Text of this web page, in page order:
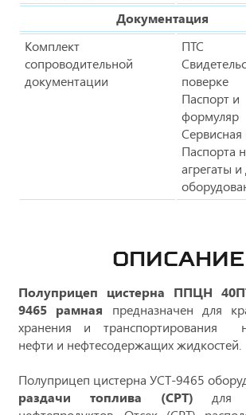
Документация
Комплект
сопроводительной
документации
ПТС
поверке
Паспорт и
формуляр
Паспорта
агрегаты и
ОПИСАНИЕ
Полуприцеп цистерна ППЦН
9465 рамная предназначен для
хранения и транспортирования
нефти и нефтесодержащих жидкостей.
Полуприцеп цистерна УСТ-9465
раздачи топлива (СРТ) для